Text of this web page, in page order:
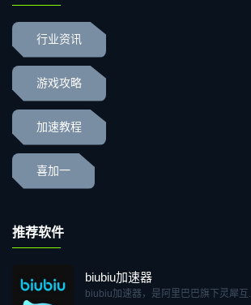
行业资讯
游戏攻略
加速教程
喜加一
推荐软件
biubiu加速器
biubiu加速器，是阿里巴巴旗下灵犀互...